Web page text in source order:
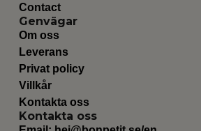
Contact
Genvägar
Om oss
Leverans
Privat policy
Villkår
Kontakta oss
Kontakta oss